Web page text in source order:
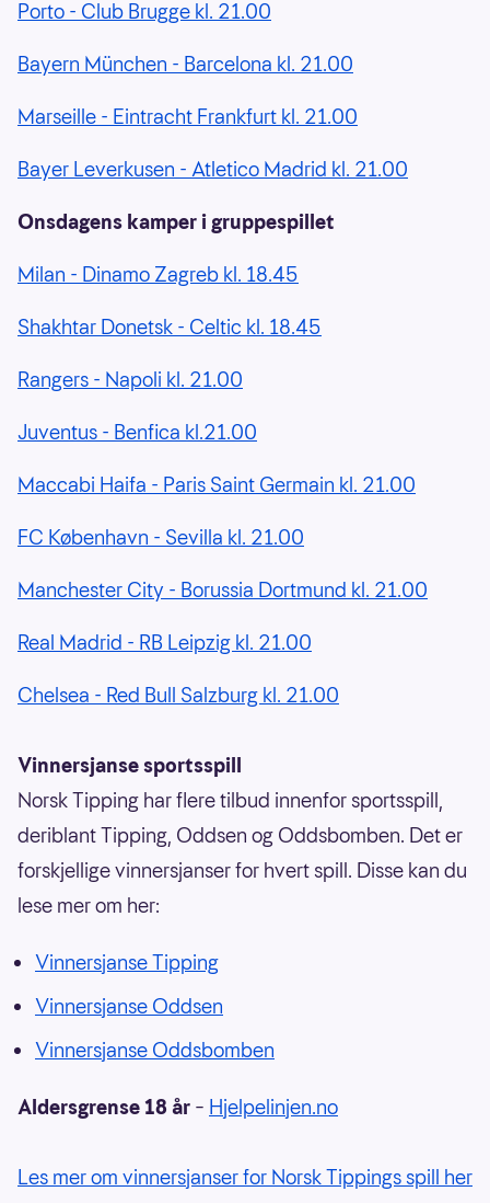
Porto - Club Brugge kl. 21.00
Bayern München - Barcelona kl. 21.00
Marseille - Eintracht Frankfurt kl. 21.00
Bayer Leverkusen - Atletico Madrid kl. 21.00
Onsdagens kamper i gruppespillet
Milan - Dinamo Zagreb kl. 18.45
Shakhtar Donetsk - Celtic kl. 18.45
Rangers - Napoli kl. 21.00
Juventus - Benfica kl.21.00
Maccabi Haifa - Paris Saint Germain kl. 21.00
FC København - Sevilla kl. 21.00
Manchester City - Borussia Dortmund kl. 21.00
Real Madrid - RB Leipzig kl. 21.00
Chelsea - Red Bull Salzburg kl. 21.00
Vinnersjanse sportsspill
Norsk Tipping har flere tilbud innenfor sportsspill,
deriblant Tipping, Oddsen og Oddsbomben. Det er
forskjellige vinnersjanser for hvert spill. Disse kan du
lese mer om her:
Vinnersjanse Tipping
Vinnersjanse Oddsen
Vinnersjanse Oddsbomben
Aldersgrense 18 år – Hjelpelinjen.no
Les mer om vinnersjanser for Norsk Tippings spill her